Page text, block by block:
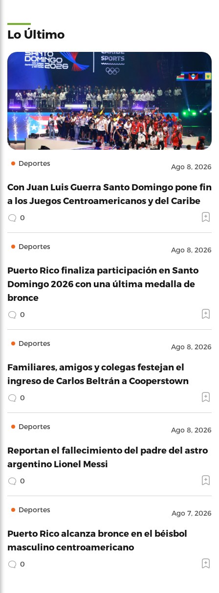
Lo Último
Deportes Ago 8, 2026
Con Juan Luis Guerra Santo Domingo pone fin
a los Juegos Centroamericanos y del Caribe
0
Deportes Ago 8, 2026
Puerto Rico finaliza participación en Santo
Domingo 2026 con una última medalla de
bronce
0
Deportes Ago 8, 2026
Familiares, amigos y colegas festejan el
ingreso de Carlos Beltrán a Cooperstown
0
Deportes Ago 8, 2026
Reportan el fallecimiento del padre del astro
argentino Lionel Messi
0
Deportes Ago 7, 2026
Puerto Rico alcanza bronce en el béisbol
masculino centroamericano
0